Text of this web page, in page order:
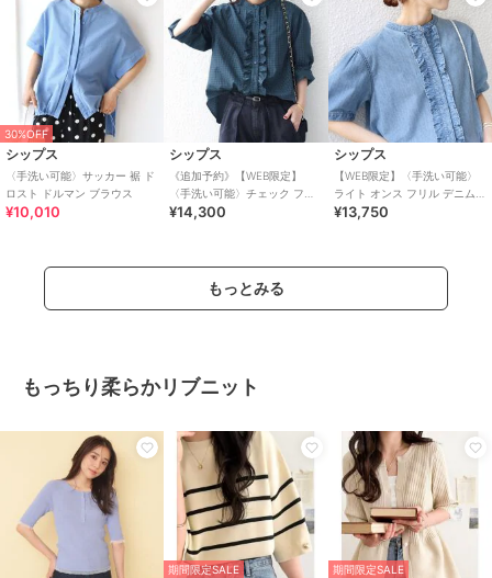
30%OFF
シップス
〈手洗い可能〉サッカー 裾 ド
ロスト ドルマン ブラウス
¥10,010
シップス
《追加予約》【WEB限定】
〈手洗い可能〉チェック フリ
ル ロングスリーブ シャツ（グ
¥14,300
シップス
【WEB限定】〈手洗い可能〉
ライト オンス フリル デニム
半袖 シャツ
¥13,750
もっとみる
もっちり柔らかリブニット
期間限定SALE
期間限定SALE